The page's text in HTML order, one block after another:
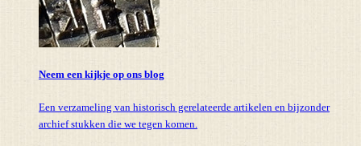
Neem een kijkje op ons blog
Een verzameling van historisch gerelateerde artikelen en bijzonder
archief stukken die we tegen komen.